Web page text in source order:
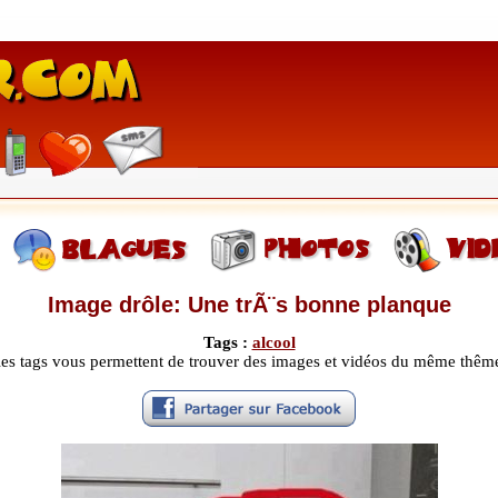
Image drôle: Une trÃ¨s bonne planque
Tags : alcool
tags vous permettent de trouver des images et vidéos du même